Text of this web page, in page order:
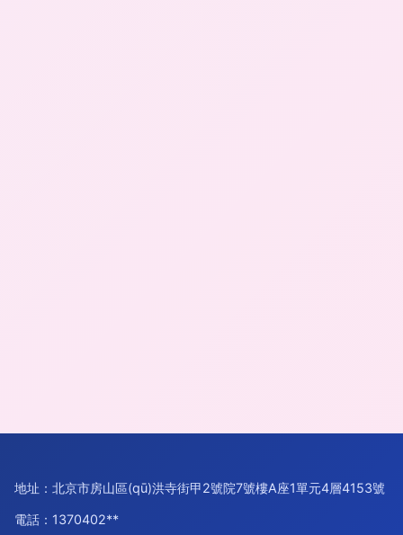
地址：北京市房山區(qū)洪寺街甲2號院7號樓A座1單元4層4153號
電話：1370402**